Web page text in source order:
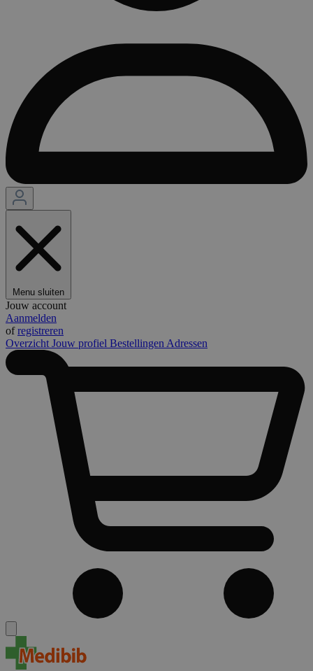
Menu sluiten
Jouw account
Aanmelden
ofregistreren
Overzicht Jouw profiel Bestellingen Adressen